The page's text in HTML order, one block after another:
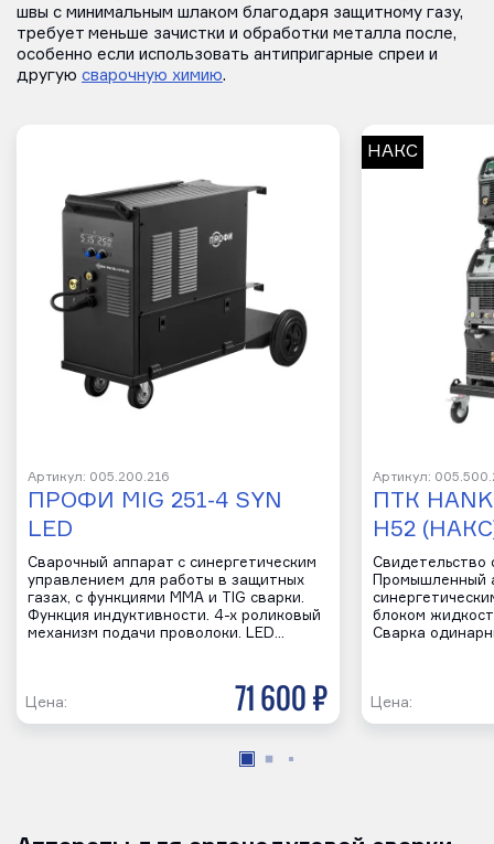
швы с минимальным шлаком благодаря защитному газу,
требует меньше зачистки и обработки металла после,
особенно если использовать антипригарные спреи и
другую сварочную химию.
Артикул: 005.200.216
ПРОФИ MIG 251-4 SYN
LED
Сварочный аппарат с синергетическим
управлением для работы в защитных
газах, с функциями MMA и TIG сварки.
Функция индуктивности. 4-х роликовый
механизм подачи проволоки. LED…
Цена: 71 600 р
НАКС
Артикул:
ПТК
H52
Свидетельство
Промышленный
блоком
Сварка
Цена: